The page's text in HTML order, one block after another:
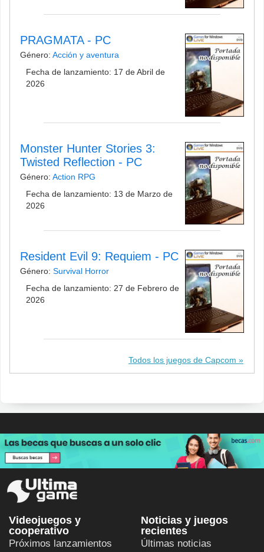
PRAGMATA - PC
Género: Acción y aventura
Fecha de lanzamiento: 17 de Abril de
2026
Monster Hunter Stories 3:
Twisted Reflection - PC
Género: Action RPG
Fecha de lanzamiento: 13 de Marzo de
2026
Resident Evil 9: Requiem - PC
Género: Survival Horror
Fecha de lanzamiento: 27 de Febrero de
2026
Todos los juegos de Capcom
Videojuegos y
cooperativo
Próximos lanzamientos
Noticias y juegos
recientes
Últimas noticias